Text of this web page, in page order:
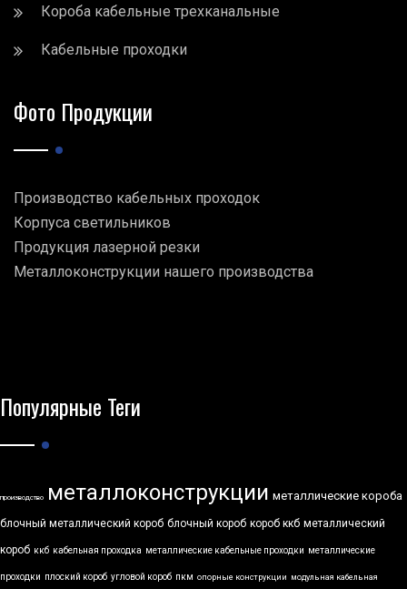
Короба кабельные трехканальные
Кабельные проходки
Фото Продукции
Производство кабельных проходок
Корпуса светильников
Продукция лазерной резки
Металлоконструкции нашего производства
Популярные Теги
производство металлоконструкции металлические короба
блочный металлический короб блочный короб короб ккб металлический
короб ккб кабельная проходка металлические кабельные проходки металлические
проходки плоский короб угловой короб пкм опорные конструкции модульная кабельная